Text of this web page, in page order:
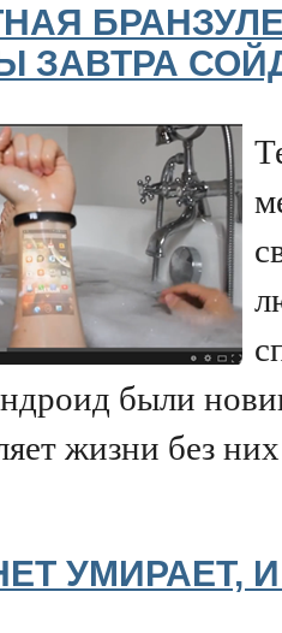
ЗАВТРА
были
жизни без
УМИРАЕТ,